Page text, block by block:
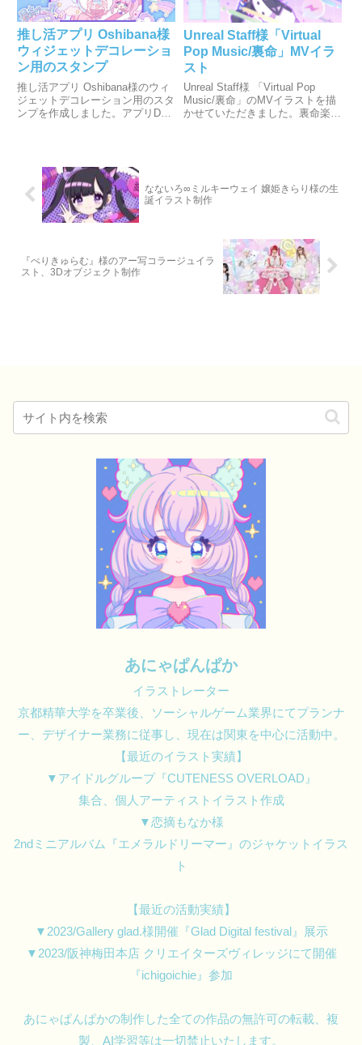
推し活アプリ Oshibana様
ウィジェットデコレーショ
ン用のスタンプ
推し活アプリ Oshibana様のウィ
ジェットデコレーション用のスタ
ンプを作成しました。アプリDL
Unreal Staff様「Virtual
Pop Music/裏命」MVイラ
スト
Unreal Staff様 「Virtual Pop
Music/裏命」のMVイラストを描
かせていただきました。裏命楽曲
なないろ∞ミルキーウェイ 嬢姫きらり様の生
誕イラスト制作
『ぺりきゅらむ』様のアー写コラージュイラ
スト、3Dオブジェクト制作
あにゃぱんぱか
イラストレーター
京都精華大学を卒業後、ソーシャルゲーム業界にてプランナ
ー、デザイナー業務に従事し、現在は関東を中心に活動中。
【最近のイラスト実績】
▼アイドルグループ『CUTENESS OVERLOAD』
集合、個人アーティストイラスト作成
▼恋摘もなか様
2ndミニアルバム『エメラルドリーマー』のジャケットイラス
ト
【最近の活動実績】
▼2023/Gallery glad.様開催『Glad Digital festival』展示
▼2023/阪神梅田本店 クリエイターズヴィレッジにて開催
『ichigoichie』参加
あにゃぱんぱかの制作した全ての作品の無許可の転載、複
製、AI学習等は一切禁止いたします。